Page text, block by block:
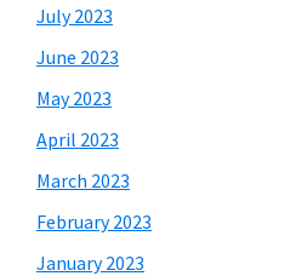
July 2023
June 2023
May 2023
April 2023
March 2023
February 2023
January 2023